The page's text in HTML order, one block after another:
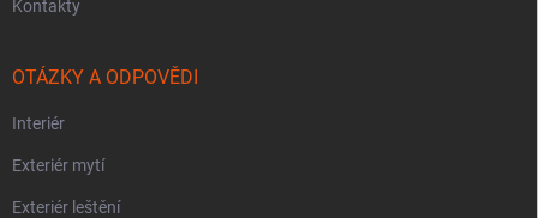
Kontakty
OTÁZKY A ODPOVĚDI
Interiér
Exteriér mytí
Exteriér leštění